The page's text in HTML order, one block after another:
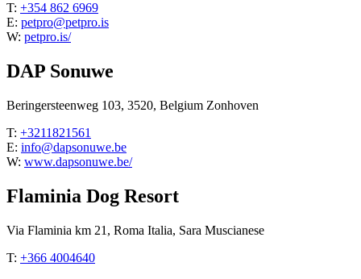
T: +354 862 6969
E: petpro@petpro.is
W: petpro.is/
DAP Sonuwe
Beringersteenweg 103, 3520, Belgium Zonhoven
T: +3211821561
E: info@dapsonuwe.be
W: www.dapsonuwe.be/
Flaminia Dog Resort
Via Flaminia km 21, Roma Italia, Sara Muscianese
T: +366 4004640